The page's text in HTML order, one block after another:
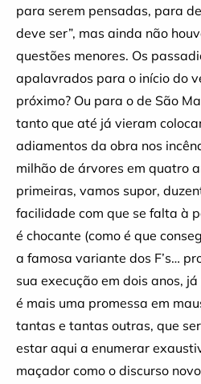
para serem pensadas, para
deve ser”, mas ainda não
questões menores. Os
apalavrados para o início do
próximo? Ou para o de São
tanto que até já vieram
adiamentos da obra nos
milhão de árvores em quatro
primeiras, vamos supor,
facilidade com que se falta à
é chocante (como é que
a famosa variante dos F’s…
sua execução em dois anos,
é mais uma promessa em
tantas e tantas outras, que
estar aqui a enumerar
maçador como o discurso